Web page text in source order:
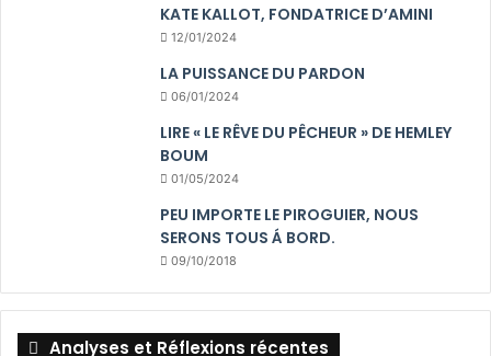
KATE KALLOT, FONDATRICE D’AMINI
12/01/2024
LA PUISSANCE DU PARDON
06/01/2024
LIRE « LE RÊVE DU PÊCHEUR » DE HEMLEY
BOUM
01/05/2024
PEU IMPORTE LE PIROGUIER, NOUS
SERONS TOUS Á BORD.
09/10/2018
Analyses et Réflexions récentes